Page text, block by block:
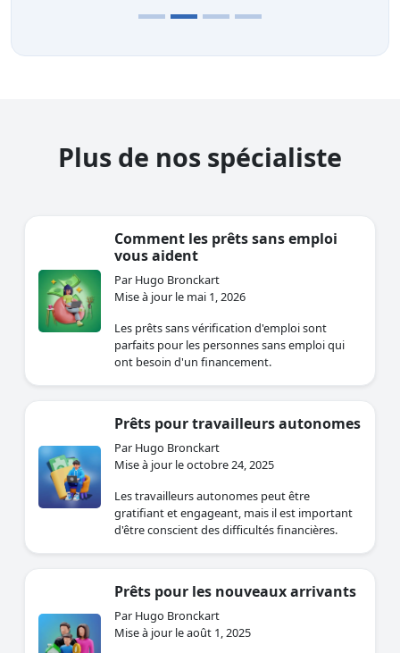
Plus de nos spécialiste
Comment les prêts sans emploi
vous aident
Par Hugo Bronckart
Mise à jour le mai 1, 2026
Les prêts sans vérification d'emploi sont
parfaits pour les personnes sans emploi qui
ont besoin d'un financement.
Prêts pour travailleurs autonomes
Par Hugo Bronckart
Mise à jour le octobre 24, 2025
Les travailleurs autonomes peut être
gratifiant et engageant, mais il est important
d'être conscient des difficultés financières.
Prêts pour les nouveaux arrivants
Par Hugo Bronckart
Mise à jour le août 1, 2025